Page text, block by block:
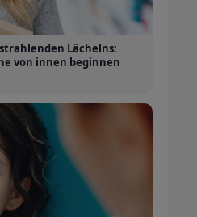
Lächelns:
von innen beginnen